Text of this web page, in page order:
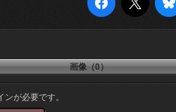
画像（0）
が必要です。